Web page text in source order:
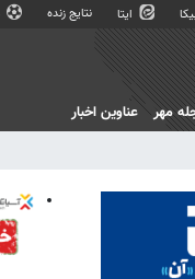
ایتا نتایج زنده
مهر عناوین اخبار